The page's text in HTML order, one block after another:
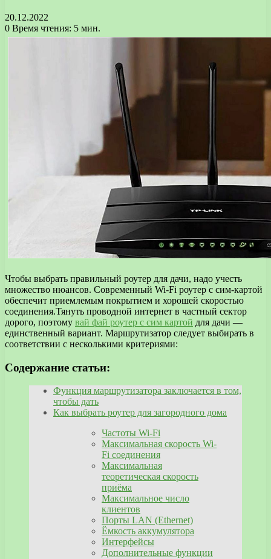
20.12.2022
0 Время чтения: 5 мин.
Чтобы выбрать правильный роутер для дачи, надо учесть
множество нюансов. Современный Wi-Fi роутер с сим-картой
обеспечит приемлемым покрытием и хорошей скоростью
соединения.Тянуть проводной интернет в частный сектор
дорого, поэтому вай фай роутер с сим картой для дачи —
единственный вариант. Маршрутизатор следует выбирать в
соответствии с несколькими критериями:
Содержание статьи:
Функция маршрутизатора заключается в том,
чтобы дать
Как выбрать роутер для загородного дома
Частоты Wi-Fi
Максимальная скорость Wi-
Fi соединения
Максимальная
теоретическая скорость
приёма
Максимальное число
клиентов
Порты LAN (Ethernet)
Ёмкость аккумулятора
Интерфейсы
Дополнительные функции